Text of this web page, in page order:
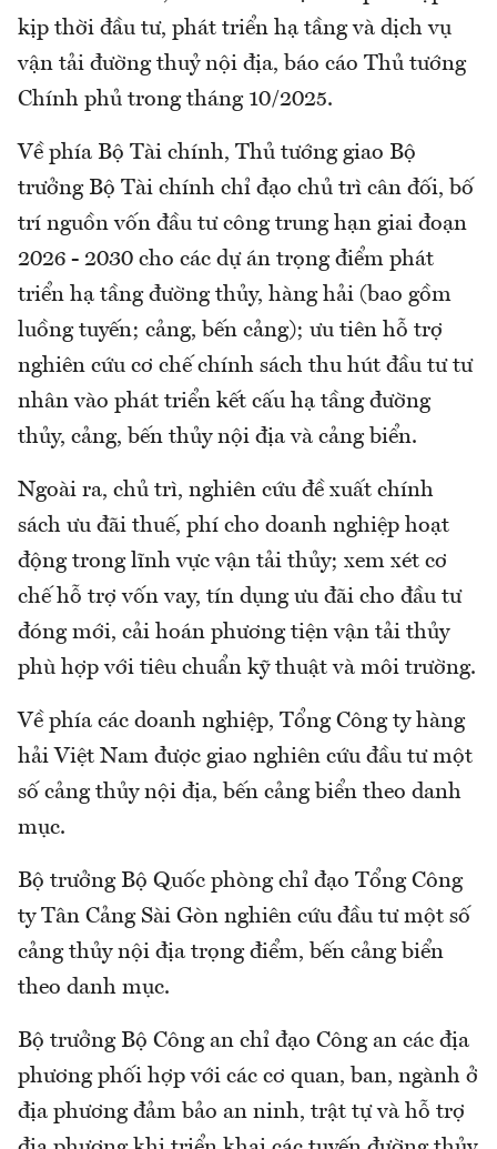
kịp thời đầu tư, phát triển hạ tầng và dịch vụ
vận tải đường thuỷ nội địa, báo cáo Thủ tướng
Chính phủ trong tháng 10/2025.
Về phía Bộ Tài chính, Thủ tướng giao Bộ
trưởng Bộ Tài chính chỉ đạo chủ trì cân đối, bố
trí nguồn vốn đầu tư công trung hạn giai đoạn
2026 - 2030 cho các dự án trọng điểm phát
triển hạ tầng đường thủy, hàng hải (bao gồm
luồng tuyến; cảng, bến cảng); ưu tiên hỗ trợ
nghiên cứu cơ chế chính sách thu hút đầu tư tư
nhân vào phát triển kết cấu hạ tầng đường
thủy, cảng, bến thủy nội địa và cảng biển.
Ngoài ra, chủ trì, nghiên cứu đề xuất chính
sách ưu đãi thuế, phí cho doanh nghiệp hoạt
động trong lĩnh vực vận tải thủy; xem xét cơ
chế hỗ trợ vốn vay, tín dụng ưu đãi cho đầu tư
đóng mới, cải hoán phương tiện vận tải thủy
phù hợp với tiêu chuẩn kỹ thuật và môi trường.
Về phía các doanh nghiệp, Tổng Công ty hàng
hải Việt Nam được giao nghiên cứu đầu tư một
số cảng thủy nội địa, bến cảng biển theo danh
mục.
Bộ trưởng Bộ Quốc phòng chỉ đạo Tổng Công
ty Tân Cảng Sài Gòn nghiên cứu đầu tư một số
cảng thủy nội địa trọng điểm, bến cảng biển
theo danh mục.
Bộ trưởng Bộ Công an chỉ đạo Công an các địa
phương phối hợp với các cơ quan, ban, ngành ở
địa phương đảm bảo an ninh, trật tự và hỗ trợ